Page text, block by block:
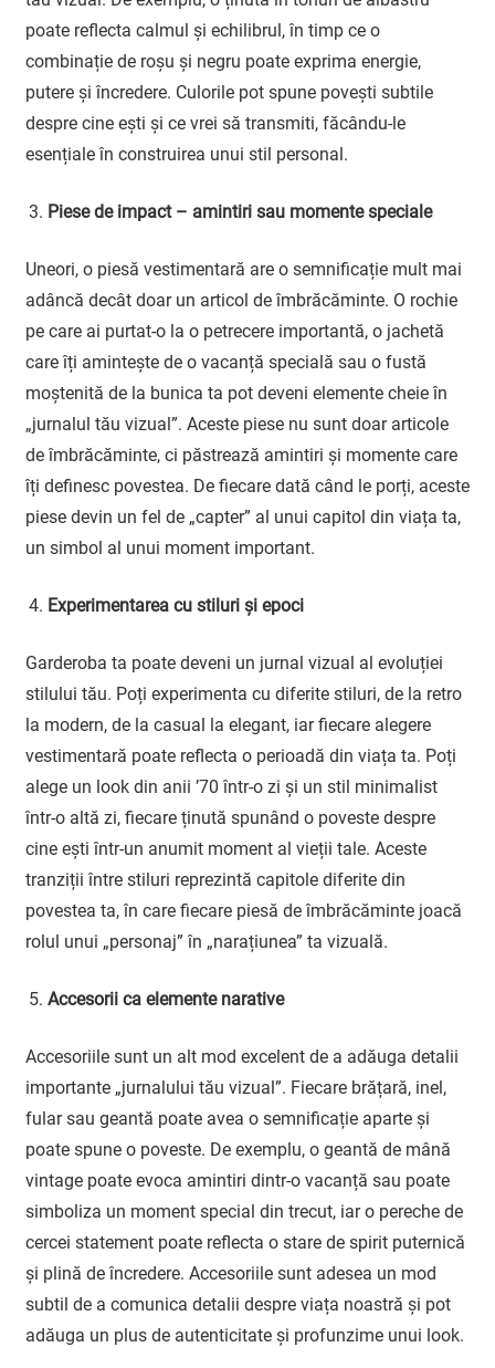
poate reflecta calmul și echilibrul, în timp ce o
combinație de roșu și negru poate exprima energie,
putere și încredere. Culorile pot spune povești subtile
despre cine ești și ce vrei să transmiti, făcându-le
esențiale în construirea unui stil personal.
Piese de impact – amintiri sau momente speciale
Uneori, o piesă vestimentară are o semnificație mult mai
adâncă decât doar un articol de îmbrăcăminte. O rochie
pe care ai purtat-o la o petrecere importantă, o jachetă
care îți amintește de o vacanță specială sau o fustă
moștenită de la bunica ta pot deveni elemente cheie în
„jurnalul tău vizual”. Aceste piese nu sunt doar articole
de îmbrăcăminte, ci păstrează amintiri și momente care
îți definesc povestea. De fiecare dată când le porți, aceste
piese devin un fel de „capter” al unui capitol din viața ta,
un simbol al unui moment important.
Experimentarea cu stiluri și epoci
Garderoba ta poate deveni un jurnal vizual al evoluției
stilului tău. Poți experimenta cu diferite stiluri, de la retro
la modern, de la casual la elegant, iar fiecare alegere
vestimentară poate reflecta o perioadă din viața ta. Poți
alege un look din anii ’70 într-o zi și un stil minimalist
într-o altă zi, fiecare ținută spunând o poveste despre
cine ești într-un anumit moment al vieții tale. Aceste
tranziții între stiluri reprezintă capitole diferite din
povestea ta, în care fiecare piesă de îmbrăcăminte joacă
rolul unui „personaj” în „narațiunea” ta vizuală.
Accesorii ca elemente narative
Accesoriile sunt un alt mod excelent de a adăuga detalii
importante „jurnalului tău vizual”. Fiecare brățară, inel,
fular sau geantă poate avea o semnificație aparte și
poate spune o poveste. De exemplu, o geantă de mână
vintage poate evoca amintiri dintr-o vacanță sau poate
simboliza un moment special din trecut, iar o pereche de
cercei statement poate reflecta o stare de spirit puternică
și plină de încredere. Accesoriile sunt adesea un mod
subtil de a comunica detalii despre viața noastră și pot
adăuga un plus de autenticitate și profunzime unui look.